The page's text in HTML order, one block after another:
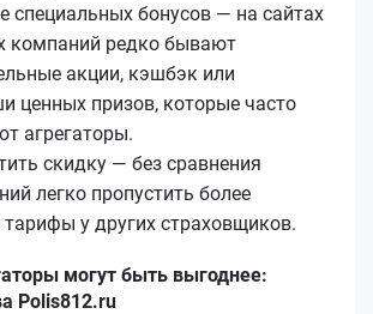
специальных бонусов — на сайтах
компаний редко бывают
акции, кэшбэк или
ценных призов, которые часто
агрегаторы.
скидку — без сравнения
легко пропустить более
у других страховщиков.
могут быть выгоднее:
Polis812.ru